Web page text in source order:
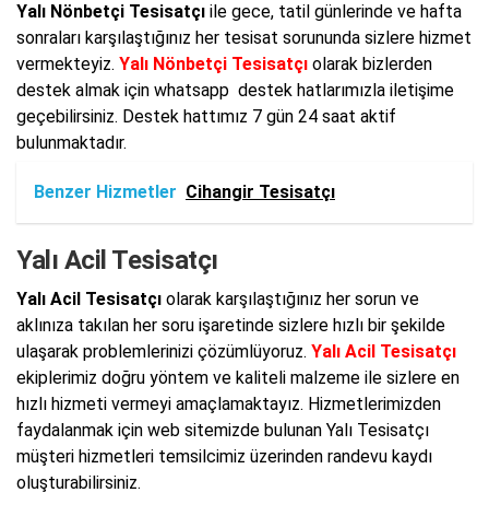
Yalı Nönbetçi Tesisatçı ile gece, tatil günlerinde ve hafta
sonraları karşılaştığınız her tesisat sorununda sizlere hizmet
vermekteyiz. Yalı Nönbetçi Tesisatçı olarak bizlerden
destek almak için whatsapp destek hatlarımızla iletişime
geçebilirsiniz. Destek hattımız 7 gün 24 saat aktif
bulunmaktadır.
Benzer Hizmetler Cihangir Tesisatçı
Yalı Acil Tesisatçı
Yalı Acil Tesisatçı olarak karşılaştığınız her sorun ve
aklınıza takılan her soru işaretinde sizlere hızlı bir şekilde
ulaşarak problemlerinizi çözümlüyoruz. Yalı Acil Tesisatçı
ekiplerimiz doğru yöntem ve kaliteli malzeme ile sizlere en
hızlı hizmeti vermeyi amaçlamaktayız. Hizmetlerimizden
faydalanmak için web sitemizde bulunan Yalı Tesisatçı
müşteri hizmetleri temsilcimiz üzerinden randevu kaydı
oluşturabilirsiniz.